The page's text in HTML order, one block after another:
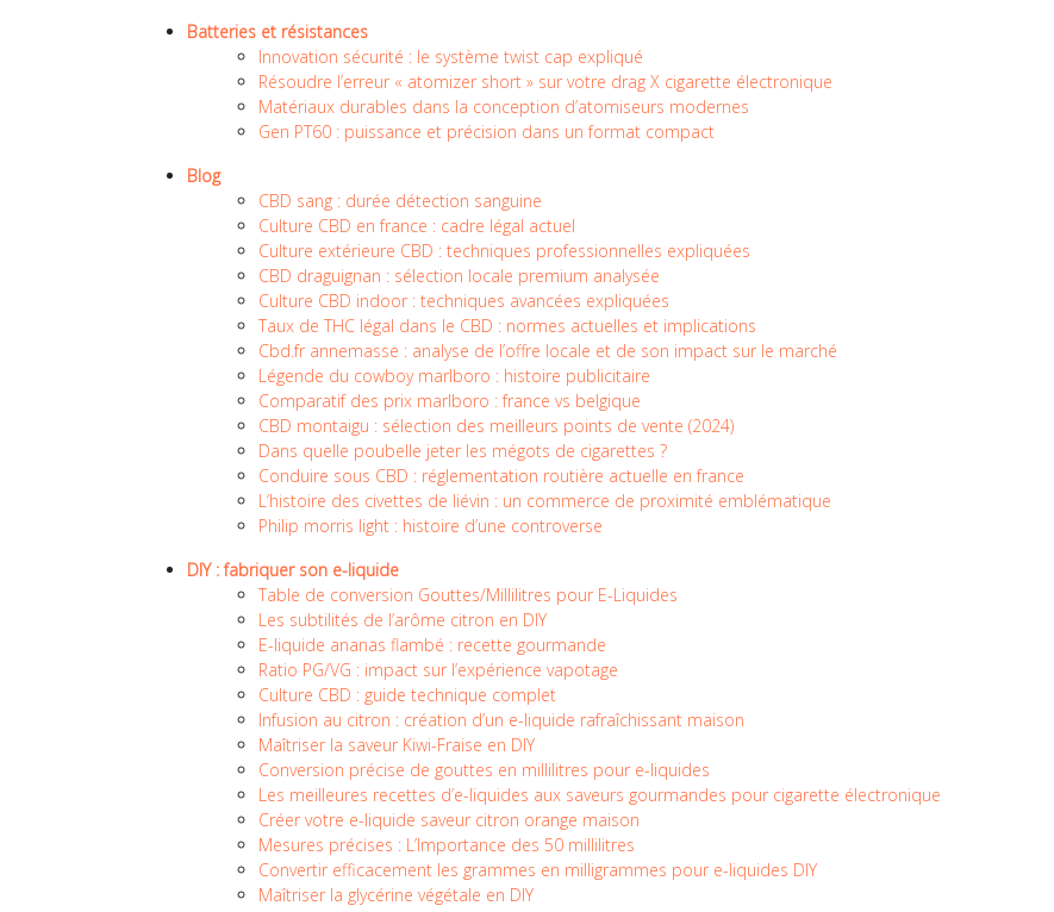
Batteries et résistances
Innovation sécurité : le système twist cap expliqué
Résoudre l’erreur « atomizer short » sur votre drag X cigarette électronique
Matériaux durables dans la conception d’atomiseurs modernes
Gen PT60 : puissance et précision dans un format compact
Blog
CBD sang : durée détection sanguine
Culture CBD en france : cadre légal actuel
Culture extérieure CBD : techniques professionnelles expliquées
CBD draguignan : sélection locale premium analysée
Culture CBD indoor : techniques avancées expliquées
Taux de THC légal dans le CBD : normes actuelles et implications
Cbd.fr annemasse : analyse de l’offre locale et de son impact sur le marché
Légende du cowboy marlboro : histoire publicitaire
Comparatif des prix marlboro : france vs belgique
CBD montaigu : sélection des meilleurs points de vente (2024)
Dans quelle poubelle jeter les mégots de cigarettes ?
Conduire sous CBD : réglementation routière actuelle en france
L’histoire des civettes de liévin : un commerce de proximité emblématique
Philip morris light : histoire d’une controverse
DIY : fabriquer son e-liquide
Table de conversion Gouttes/Millilitres pour E-Liquides
Les subtilités de l’arôme citron en DIY
E-liquide ananas flambé : recette gourmande
Ratio PG/VG : impact sur l’expérience vapotage
Culture CBD : guide technique complet
Infusion au citron : création d’un e-liquide rafraîchissant maison
Maîtriser la saveur Kiwi-Fraise en DIY
Conversion précise de gouttes en millilitres pour e-liquides
Les meilleures recettes d’e-liquides aux saveurs gourmandes pour cigarette électronique
Créer votre e-liquide saveur citron orange maison
Mesures précises : L’Importance des 50 millilitres
Convertir efficacement les grammes en milligrammes pour e-liquides DIY
Maîtriser la glycérine végétale en DIY